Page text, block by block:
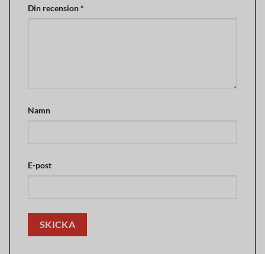
Din recension*
Namn
E-post